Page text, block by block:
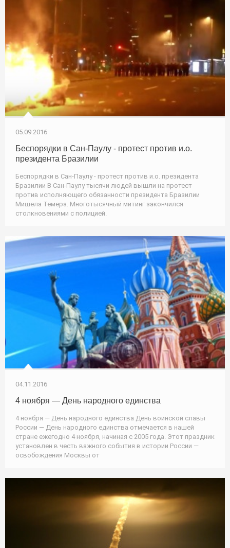
05.09.2016
Беспорядки в Сан-Паулу - протест против и.о.
президента Бразилии
Беспорядки в Сан-Паулу - протест против и.о. президента
Бразилии В Сан-Паулу тысячи людей вышли на протест
против исполняющего обязанности президента Бразилии
Мишела Темера. Многотысячный митинг закончился
столкновениями с полицией.
04.11.2016
4 ноября — День народного единства
4 ноября — День народного единства День воинской славы
России — День народного единства отмечается в нашей
стране ежегодно 4 ноября, начиная с 2005 года. Этот праздник
установлен в честь важного события в истории России —
освобождения Москвы от